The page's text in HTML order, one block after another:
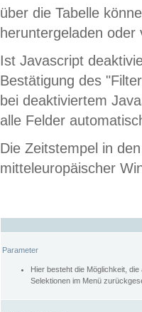
über die Tabelle
heruntergeladen oder
Ist Javascript
Bestätigung des
bei deaktiviertem
alle Felder
Die Zeitstempel in
mitteleuropäischer
Parameter
Hier besteht die Möglichkeit,
Selektionen im Menü